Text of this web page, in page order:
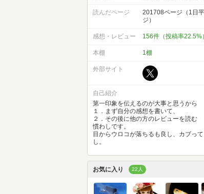
読んだページ
201708ページ（1日
ジ）
感想・レビュー 156件（投稿率22.5%
本棚 1棚
外部サイト
自己紹介
第一印象を伝えるのが大事と思うから
１．まず自分の感想を書いて、
２．その後に他の方のレビューを読む
慣わしです。
目からウロコが落ちるも良し、カブっ
し。
お気に入り 22人